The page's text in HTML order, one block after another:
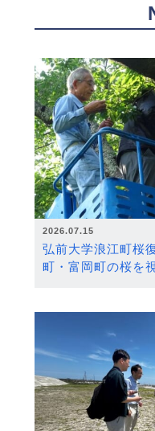
2026.07.15
弘前大学浪江町桜
町・富岡町の桜を